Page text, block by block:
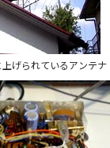
げられているアンテナ